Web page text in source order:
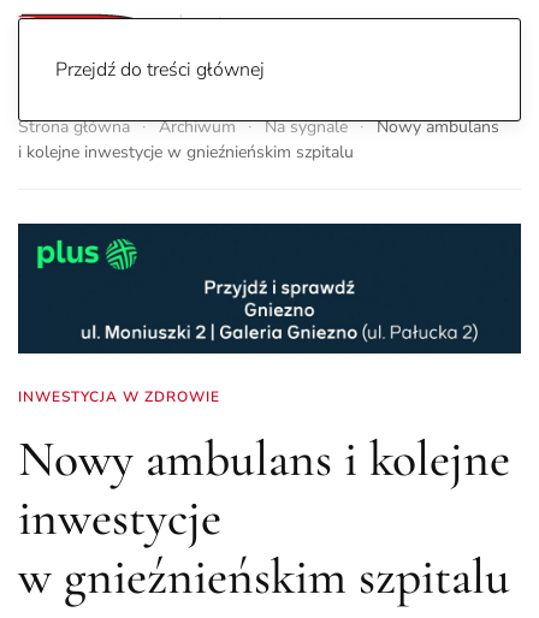
Przejdź do treści głównej
Strona główna Archiwum Na sygnale
Nowy ambulans
i kolejne inwestycje w gnieźnieńskim szpitalu
INWESTYCJA W ZDROWIE
Nowy ambulans i kolejne
inwestycje
w gnieźnieńskim szpitalu